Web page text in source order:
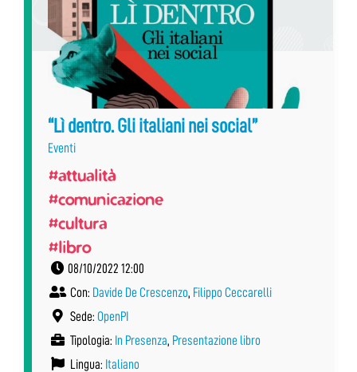
“Lì dentro. Gli italiani nei social”
Eventi
#attualità
#comunicazione
#cultura
#libro
08/10/2022 12:00
Con: Davide De Crescenzo, Filippo Ceccarelli
Sede: OpenPI
Tipologia: In Presenza, Presentazione libro
Lingua: Italiano